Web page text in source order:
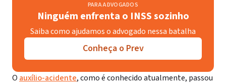
PARA ADVOGADOS
Ninguém enfrenta o INSS sozinho
Saiba como ajudamos o advogado nessa batalha
Conheça o Prev
O auxílio-acidente, como é conhecido atualmente, passou